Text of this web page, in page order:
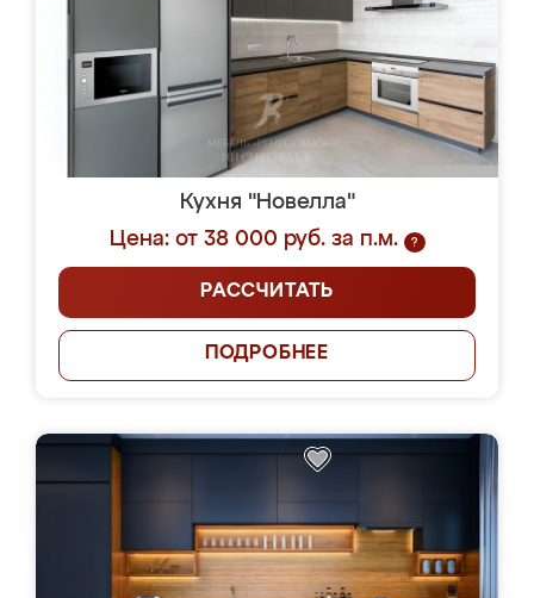
Кухня "Новелла"
Цена: от 38 000 руб. за п.м.
?
РАССЧИТАТЬ
ПОДРОБНЕЕ